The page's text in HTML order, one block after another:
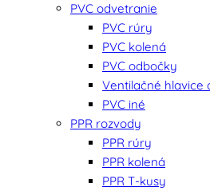
PVC odvetranie
PVC rúry
PVC kolená
PVC odbočky
Ventilačné hlavice
PVC iné
PPR rozvody
PPR rúry
PPR kolená
PPR T-kusy